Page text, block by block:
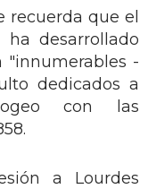
recuerda que el
desarrollado
"innumerables -
dedicados a
con las
a Lourdes